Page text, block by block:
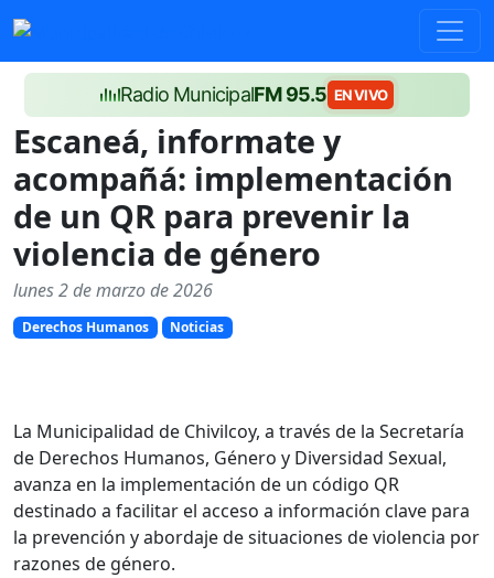
Radio MunicipalFM 95.5 EN VIVO
Escaneá, informate y
acompañá: implementación
de un QR para prevenir la
violencia de género
lunes 2 de marzo de 2026
Derechos Humanos Noticias
La Municipalidad de Chivilcoy, a través de la Secretaría
de Derechos Humanos, Género y Diversidad Sexual,
avanza en la implementación de un código QR
destinado a facilitar el acceso a información clave para
la prevención y abordaje de situaciones de violencia por
razones de género.